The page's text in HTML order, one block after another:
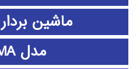
ماشین
مدل ARIMA